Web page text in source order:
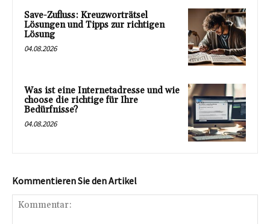
Save-Zufluss: Kreuzworträtsel
Lösungen und Tipps zur richtigen
Lösung
04.08.2026
Was ist eine Internetadresse und wie
choose die richtige für Ihre
Bedürfnisse?
04.08.2026
Kommentieren Sie den Artikel